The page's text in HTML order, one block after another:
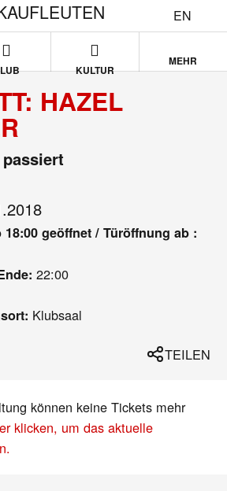
EN
KULTUR
MEHR
HAZEL
18:00 geöffnet / Türöffnung ab :
22:00
Klubsaal
TEILEN
können keine Tickets mehr
klicken, um das aktuelle